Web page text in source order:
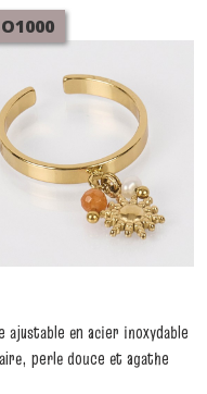
ajustable en acier inoxydable
perle douce et agathe